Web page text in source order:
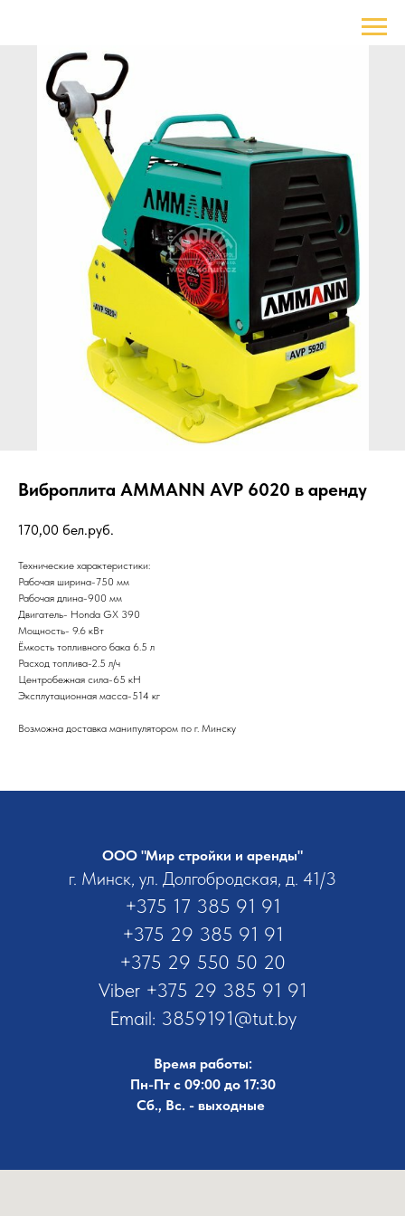
Виброплита AMMANN AVP 6020 в аренду
170,00 бел.руб.
Технические характеристики:
Рабочая ширина-750 мм
Рабочая длина-900 мм
Двигатель- Honda GX 390
Мощность- 9.6 кВт
Ёмкость топливного бака 6.5 л
Расход топлива-2.5 л/ч
Центробежная сила-65 кН
Эксплутационная масса-514 кг
Возможна доставка манипулятором по г. Минску
ООО "Мир стройки и аренды"
г. Минск, ул. Долгобродская, д. 41/3
+375 17 385 91 91
+375 29 385 91 91
+375 29 550 50 20
Viber +375 29 385 91 91
Email: 3859191@tut.by
Время работы:
Пн-Пт с 09:00 до 17:30
Сб., Вс. - выходные